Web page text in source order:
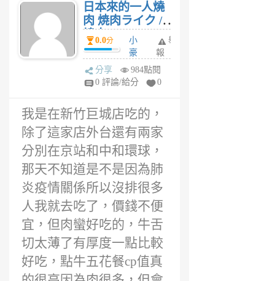
日本來的一人燒
肉 焼肉ライク /
燒肉Like
0.0分
小
豪
6
年
舉
報
分享
984點閱
0 評論/給分
0
我是在新竹巨城店吃的，
除了這家店外台還有兩家
分別在京站和中和環球，
那天不知道是不是因為肺
炎疫情關係所以沒排很多
人我就去吃了，價錢不便
宜，但肉蠻好吃的，牛舌
切太薄了有厚度一點比較
好吃，點牛五花餐cp值真